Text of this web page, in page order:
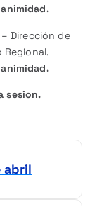
Dirección de
Regional.
sesion.
abril